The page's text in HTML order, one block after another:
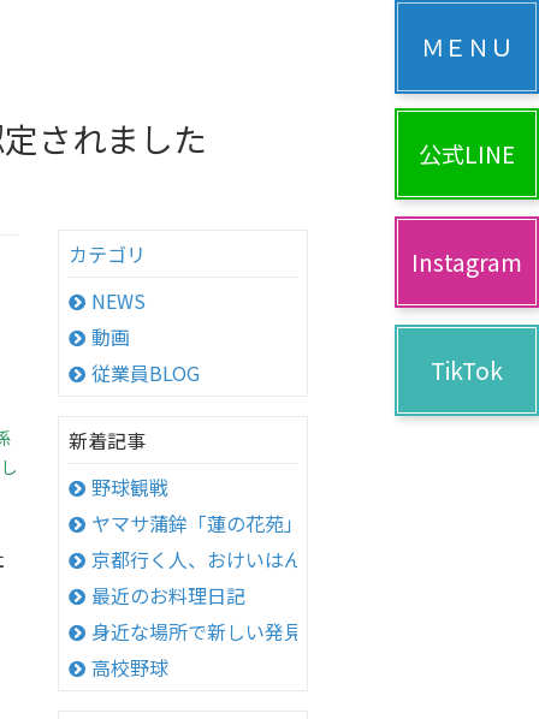
されました
カテゴリ
NEWS
動画
従業員BLOG
新着記事
野球観戦
ヤマサ蒲鉾「蓮の花苑」へ
京都行く人、おけいはん
最近のお料理日記
身近な場所で新しい発見！
高校野球
公式LINE
Instagram
TikTok